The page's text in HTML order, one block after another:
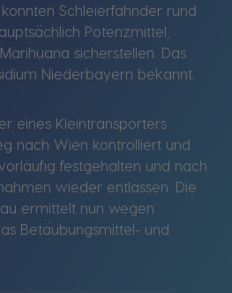
Schleierfahnder rund
Potenzmittel,
sicherstellen. Das
Niederbayern bekannt.
eines Kleintransporters
nach Wien kontrolliert und
festgehalten und nach
wieder entlassen. Die
ermittelt nun wegen
Betäubungsmittel- und